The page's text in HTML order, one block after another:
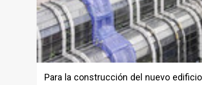
Para la construcción del nuevo